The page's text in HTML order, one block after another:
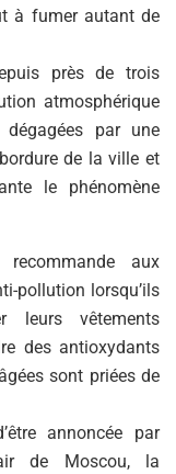
à fumer autant de
près de trois
atmosphérique
par une
de la ville et
le phénomène
aux
pollution lorsqu’ils
leurs vêtements
des antioxydants
sont priées de
annoncée par
de Moscou, la